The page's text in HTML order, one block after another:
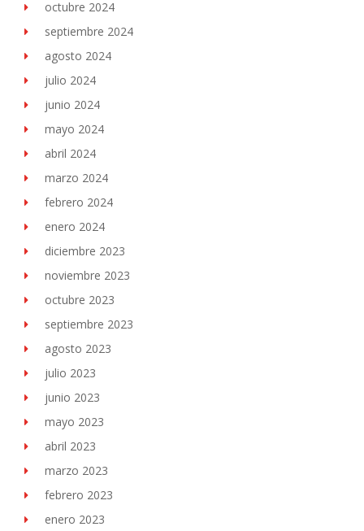
octubre 2024
septiembre 2024
agosto 2024
julio 2024
junio 2024
mayo 2024
abril 2024
marzo 2024
febrero 2024
enero 2024
diciembre 2023
noviembre 2023
octubre 2023
septiembre 2023
agosto 2023
julio 2023
junio 2023
mayo 2023
abril 2023
marzo 2023
febrero 2023
enero 2023